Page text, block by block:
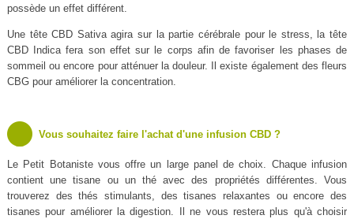
possède un effet différent.
Une tête CBD Sativa agira sur la partie cérébrale pour le stress, la tête
CBD Indica fera son effet sur le corps afin de favoriser les phases de
sommeil ou encore pour atténuer la douleur. Il existe également des fleurs
CBG pour améliorer la concentration.
Vous souhaitez faire l'achat d'une infusion CBD ?
Le Petit Botaniste vous offre un large panel de choix. Chaque infusion
contient une tisane ou un thé avec des propriétés différentes. Vous
trouverez des thés stimulants, des tisanes relaxantes ou encore des
tisanes pour améliorer la digestion. Il ne vous restera plus qu'à choisir